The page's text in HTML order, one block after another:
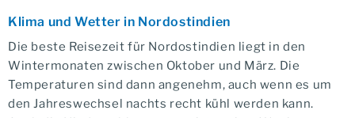
Klima und Wetter in Nordostindien
Die beste Reisezeit für Nordostindien liegt in den
Wintermonaten zwischen Oktober und März. Die
Temperaturen sind dann angenehm, auch wenn es um
den Jahreswechsel nachts recht kühl werden kann.